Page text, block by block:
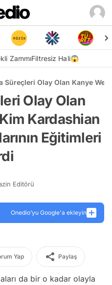
ZammıFiltresiz Hali😱
Süreçleri Olay Olan Kanye
Olay Olan
Kardashian
Eğitimleri
Editörü
Onedio’yu Google'a ekleyin
Yap Paylaş
da bir o kadar olayla